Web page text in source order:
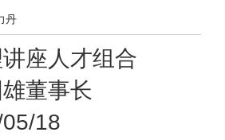
丹
座人才组合
董事长
18